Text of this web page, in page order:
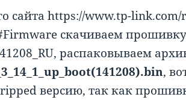
сайта https://www.tp-
скачиваем
распаковываем
,
версию, так как